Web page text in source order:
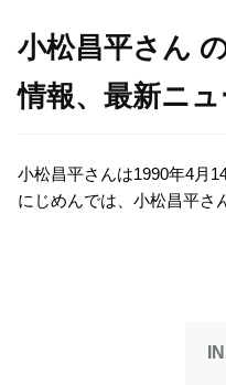
小松昌平さん
情報、最新ニュ
小松昌平さんは1990年4月
にじめんでは、小松昌平さ